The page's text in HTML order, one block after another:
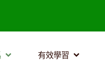
有效學習